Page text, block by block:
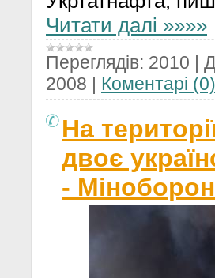
Читати далі »»»»
Переглядів: 2010 |
2008 | Коментарі (0)
На
двоє
-